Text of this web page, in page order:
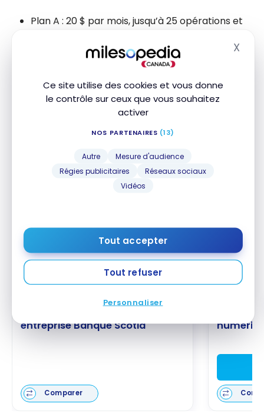
Ce site utilise des cookies et vous donne
le contrôle sur ceux que vous souhaitez
activer
NOS PARTENAIRES (13)
Autre
Mesure d'audience
Régies publicitaires
Réseaux sociaux
Vidéos
Tout accepter
Tout refuser
Personnaliser
X
Plan A : 20 $ par mois, jusqu’à 25 opérations et
Plan B : 40 $ par mois, jusqu’à 70 opérations et
Plan C : 75 $ par mois, jusqu’à 125 opérations et
85 effets déposés
Plan D : 120 $ par mois, opérations et dépôts
De plus, avec les plans A, B et C, envoyez jusqu’à
virements Interac par mois sans frais.
entreprise Banque Scotia
Comparer
Forfait